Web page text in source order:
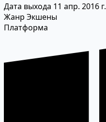
Дата выхода 11 апр. 2016 г.
Жанр Экшены
Платформа